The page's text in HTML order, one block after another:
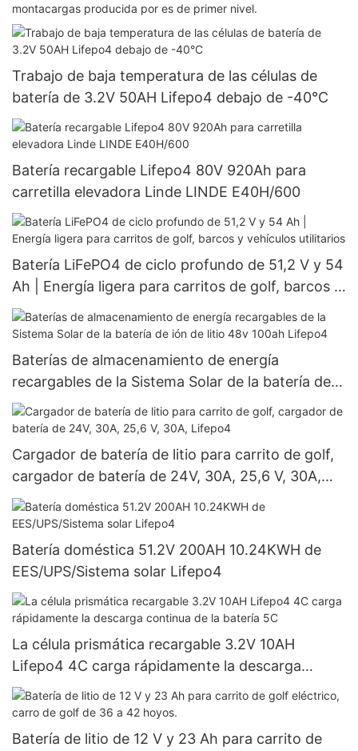
montacargas producida por es de primer nivel.
Trabajo de baja temperatura de las células de
batería de 3.2V 50AH Lifepo4 debajo de -40°C
Batería recargable Lifepo4 80V 920Ah para
carretilla elevadora Linde LINDE E40H/600
Batería LiFePO4 de ciclo profundo de 51,2 V y 54
Ah | Energía ligera para carritos de golf, barcos y
vehículos utilitarios
Baterías de almacenamiento de energía
recargables de la Sistema Solar de la batería de
ión de litio 48v 100ah Lifepo4
Cargador de batería de litio para carrito de golf,
cargador de batería de 24V, 30A, 25,6 V, 30A,
Lifepo4
Batería doméstica 51.2V 200AH 10.24KWH de
EES/UPS/Sistema solar Lifepo4
La célula prismática recargable 3.2V 10AH
Lifepo4 4C carga rápidamente la descarga
continua de la batería 5C
Batería de litio de 12 V y 23 Ah para carrito de